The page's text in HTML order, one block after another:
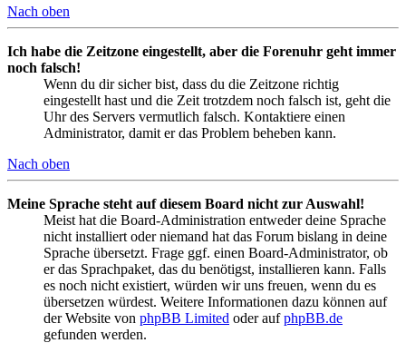
Nach oben
Ich habe die Zeitzone eingestellt, aber die Forenuhr geht immer
noch falsch!
Wenn du dir sicher bist, dass du die Zeitzone richtig
eingestellt hast und die Zeit trotzdem noch falsch ist, geht die
Uhr des Servers vermutlich falsch. Kontaktiere einen
Administrator, damit er das Problem beheben kann.
Nach oben
Meine Sprache steht auf diesem Board nicht zur Auswahl!
Meist hat die Board-Administration entweder deine Sprache
nicht installiert oder niemand hat das Forum bislang in deine
Sprache übersetzt. Frage ggf. einen Board-Administrator, ob
er das Sprachpaket, das du benötigst, installieren kann. Falls
es noch nicht existiert, würden wir uns freuen, wenn du es
übersetzen würdest. Weitere Informationen dazu können auf
der Website von phpBB Limited oder aufphpBB.de
gefunden werden.